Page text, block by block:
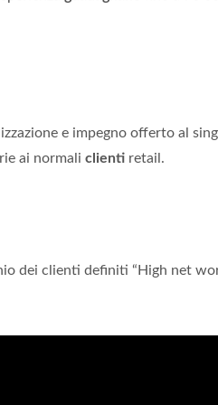
e impegno offerto al
ai normali clienti retail.
dei clienti definiti “High net